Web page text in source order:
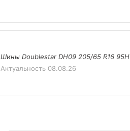
Шины Doublestar DH09 205/65 R16 95H
Актуальность 08.08.26